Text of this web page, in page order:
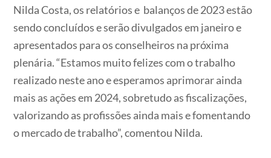
Nilda Costa, os relatórios e balanços de 2023 estão
sendo concluídos e serão divulgados em janeiro e
apresentados para os conselheiros na próxima
plenária. “Estamos muito felizes com o trabalho
realizado neste ano e esperamos aprimorar ainda
mais as ações em 2024, sobretudo as fiscalizações,
valorizando as profissões ainda mais e fomentando
o mercado de trabalho”, comentou Nilda.